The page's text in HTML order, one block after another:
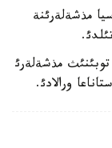
مذشةلةرئنة
توبئنئث مذشةلةرئ